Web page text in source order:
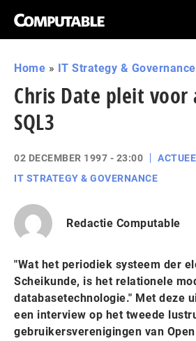
Home » IT Strategy & Governance
Chris Date pleit
SQL3
02 DECEMBER 1997 - 23:00
IT STRATEGY & GOVERNANCE
Redactie Computable
"Wat het periodiek systeem der
Scheikunde, is het relationele
databasetechnologie." Met deze
een interview op het tweede
gebruikersverenigingen van